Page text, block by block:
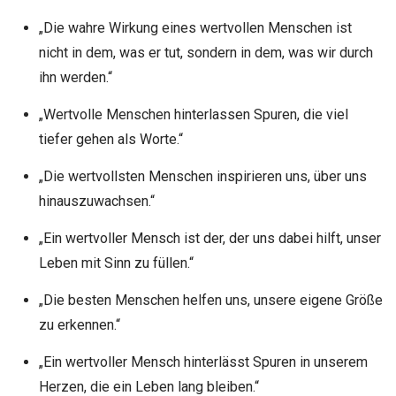
„Die wahre Wirkung eines wertvollen Menschen ist
nicht in dem, was er tut, sondern in dem, was wir durch
ihn werden.“
„Wertvolle Menschen hinterlassen Spuren, die viel
tiefer gehen als Worte.“
„Die wertvollsten Menschen inspirieren uns, über uns
hinauszuwachsen.“
„Ein wertvoller Mensch ist der, der uns dabei hilft, unser
Leben mit Sinn zu füllen.“
„Die besten Menschen helfen uns, unsere eigene Größe
zu erkennen.“
„Ein wertvoller Mensch hinterlässt Spuren in unserem
Herzen, die ein Leben lang bleiben.“